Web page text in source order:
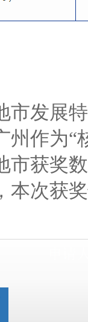
市发展
州作为“
市获奖
本次获